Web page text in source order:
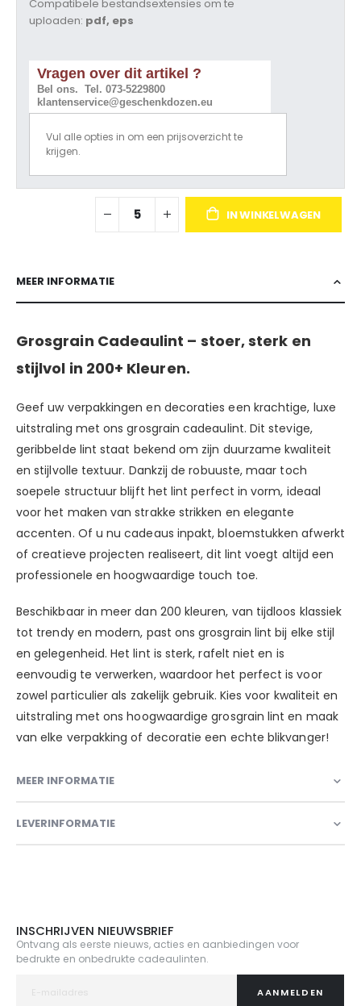
Compatibele bestandsextensies om te
uploaden: pdf, eps
Vragen over dit artikel ?
Bel ons. Tel. 073-5229800
klantenservice@geschenkdozen.eu
Vul alle opties in om een prijsoverzicht te
krijgen.
IN WINKELWAGEN
MEER INFORMATIE
Grosgrain Cadeaulint – stoer, sterk en
stijlvol in 200+ Kleuren.
Geef uw verpakkingen en decoraties een krachtige, luxe
uitstraling met ons grosgrain cadeaulint. Dit stevige,
geribbelde lint staat bekend om zijn duurzame kwaliteit
en stijlvolle textuur. Dankzij de robuuste, maar toch
soepele structuur blijft het lint perfect in vorm, ideaal
voor het maken van strakke strikken en elegante
accenten. Of u nu cadeaus inpakt, bloemstukken afwerkt
of creatieve projecten realiseert, dit lint voegt altijd een
professionele en hoogwaardige touch toe.
Beschikbaar in meer dan 200 kleuren, van tijdloos klassiek
tot trendy en modern, past ons grosgrain lint bij elke stijl
en gelegenheid. Het lint is sterk, rafelt niet en is
eenvoudig te verwerken, waardoor het perfect is voor
zowel particulier als zakelijk gebruik. Kies voor kwaliteit en
uitstraling met ons hoogwaardige grosgrain lint en maak
van elke verpakking of decoratie een echte blikvanger!
MEER INFORMATIE
LEVERINFORMATIE
INSCHRIJVEN NIEUWSBRIEF
Ontvang als eerste nieuws, acties en aanbiedingen voor
bedrukte en onbedrukte cadeaulinten.
AANMELDEN